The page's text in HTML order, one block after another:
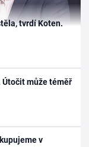
tvrdí Koten.
Útočit může téměř
v